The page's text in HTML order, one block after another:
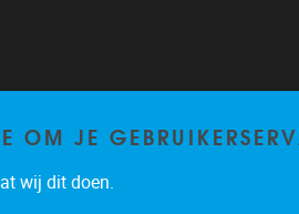
JE
wij dit doen.